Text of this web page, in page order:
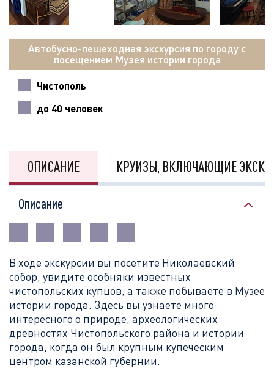
Автобусно-пешеходная экскурсия по городу с
посещением Музея истории города
Чистополь
до 40 человек
ОПИСАНИЕ КРУИЗЫ, ВКЛЮЧАЮЩИЕ
Описание
В ходе экскурсии вы посетите Николаевский
собор, увидите особняки известных
чистопольских купцов, а также побываете в Музее
истории города. Здесь вы узнаете много
интересного о природе, археологических
древностях Чистопольского района и истории
города, когда он был крупным купеческим
центром казанской губернии.